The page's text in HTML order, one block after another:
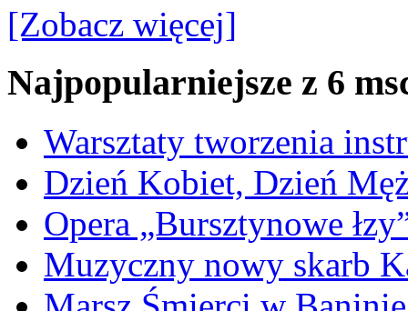
[Zobacz więcej]
Najpopularniejsze z 6
Warsztaty tworzenia
Dzień Kobiet, Dzień
Opera „Bursztynowe
Muzyczny nowy skarb